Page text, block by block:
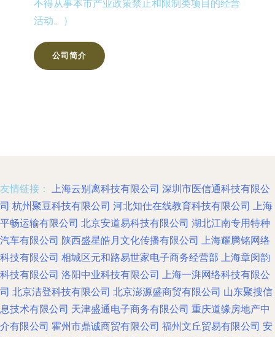
不得从事本市产业政策禁止和限制类项目的经营
活动。）
公司简介
友情链接： 上海云别离科技有限公司 深圳市医信通科技有限公
司 杭州聚豆科技有限公司 河北知仕在线教育科技有限公司 上海
平畅运输有限公司 北京安道易科技有限公司 湖北江南专用特种
汽车有限公司 陕西盛星皓月文化传播有限公司 上海耀腾铭网络
科技有限公司 相城区元和路易世家电子商务经营部 上海章闵韵
科技有限公司 洛阳中业科技有限公司 上海一湃网络科技有限公
司 北京洁登科技有限公司 北京澎源盛商贸有限公司 山东聚搜信
息技术有限公司 天津盛通电子商务有限公司 重庆道缘房地产中
介有限公司 霍州市鼎诚商贸有限公司 福州文丘贸易有限公司 安